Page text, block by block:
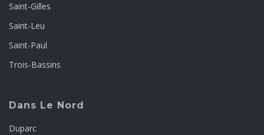
Saint-Gilles
Saint-Leu
Saint-Paul
Trois-Bassins
Dans Le Nord
Duparc